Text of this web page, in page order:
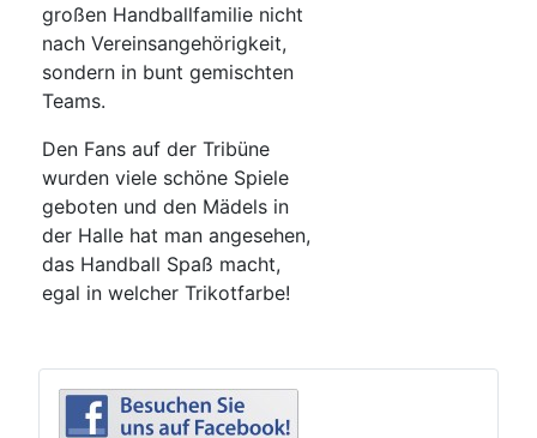
großen Handballfamilie nicht
nach Vereinsangehörigkeit,
sondern in bunt gemischten
Teams.
Den Fans auf der Tribüne
wurden viele schöne Spiele
geboten und den Mädels in
der Halle hat man angesehen,
das Handball Spaß macht,
egal in welcher Trikotfarbe!